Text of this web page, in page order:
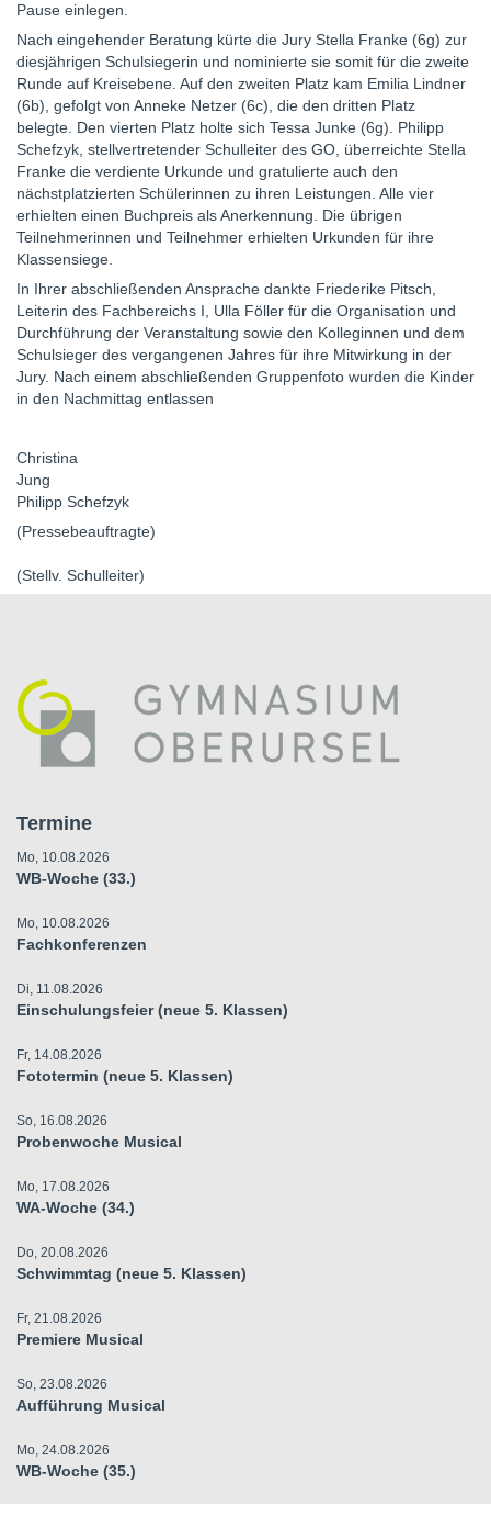
Pause einlegen.
Nach eingehender Beratung kürte die Jury Stella Franke (6g) zur
diesjährigen Schulsiegerin und nominierte sie somit für die zweite
Runde auf Kreisebene. Auf den zweiten Platz kam Emilia Lindner
(6b), gefolgt von Anneke Netzer (6c), die den dritten Platz
belegte. Den vierten Platz holte sich Tessa Junke (6g). Philipp
Schefzyk, stellvertretender Schulleiter des GO, überreichte Stella
Franke die verdiente Urkunde und gratulierte auch den
nächstplatzierten Schülerinnen zu ihren Leistungen. Alle vier
erhielten einen Buchpreis als Anerkennung. Die übrigen
Teilnehmerinnen und Teilnehmer erhielten Urkunden für ihre
Klassensiege.
In Ihrer abschließenden Ansprache dankte Friederike Pitsch,
Leiterin des Fachbereichs I, Ulla Föller für die Organisation und
Durchführung der Veranstaltung sowie den Kolleginnen und dem
Schulsieger des vergangenen Jahres für ihre Mitwirkung in der
Jury. Nach einem abschließenden Gruppenfoto wurden die Kinder
in den Nachmittag entlassen
Christina
Philipp Schefzyk
(Pressebeauftragte)
(Stellv. Schulleiter)
Termine
Mo, 10.08.2026
WB-Woche (33.)
Mo, 10.08.2026
Fachkonferenzen
Di, 11.08.2026
Einschulungsfeier (neue 5. Klassen)
Fr, 14.08.2026
Fototermin (neue 5. Klassen)
So, 16.08.2026
Probenwoche Musical
Mo, 17.08.2026
WA-Woche (34.)
Do, 20.08.2026
Schwimmtag (neue 5. Klassen)
Fr, 21.08.2026
Premiere Musical
So, 23.08.2026
Aufführung Musical
Mo, 24.08.2026
WB-Woche (35.)